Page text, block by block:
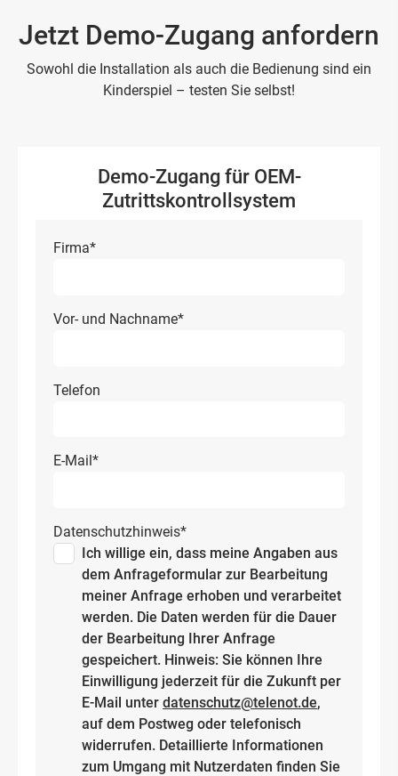
Jetzt Demo-Zugang anfordern
Sowohl die Installation als auch die Bedienung sind ein
Kinderspiel – testen Sie selbst!
Demo-Zugang für OEM-
Zutrittskontrollsystem
Firma*
Vor- und Nachname*
Telefon
E-Mail *
Datenschutzhinweis*
Ich willige ein, dass meine Angaben aus
dem Anfrageformular zur Bearbeitung
meiner Anfrage erhoben und verarbeitet
werden. Die Daten werden für die Dauer
der Bearbeitung Ihrer Anfrage
gespeichert. Hinweis: Sie können Ihre
Einwilligung jederzeit für die Zukunft per
E-Mail unter datenschutz@telenot.de,
auf dem Postweg oder telefonisch
widerrufen. Detaillierte Informationen
zum Umgang mit Nutzerdaten finden Sie